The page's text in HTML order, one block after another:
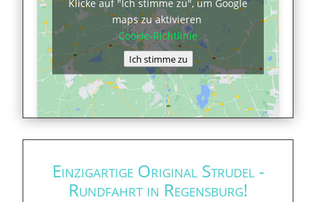
Klicke auf "Ich stimme zu", um Google
maps zu aktivieren
Cookie-Richtlinie
Ich stimme zu
Einzigartige Original Strudel -
Rundfahrt in Regensburg!